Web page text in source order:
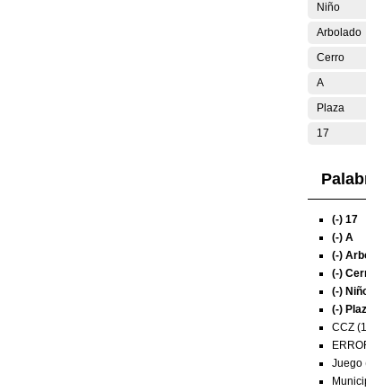
Niño
Arbolado
Cerro
A
Plaza
17
(-) 17
(-) A
(-)
(-)
(-)
(-)
CCZ
Juego